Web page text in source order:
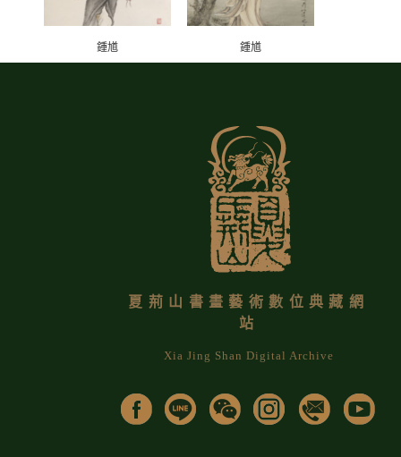
鍾馗 鍾馗
夏荊山書畫藝術數位典藏網
站
Xia Jing Shan Digital Archive